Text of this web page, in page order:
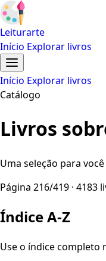
Leiturarte
Início Explorar livros
Início Explorar livros
Catálogo
Livros
Uma seleção para
Página 216/419 · 4183
Índice A-Z
Use o índice completo